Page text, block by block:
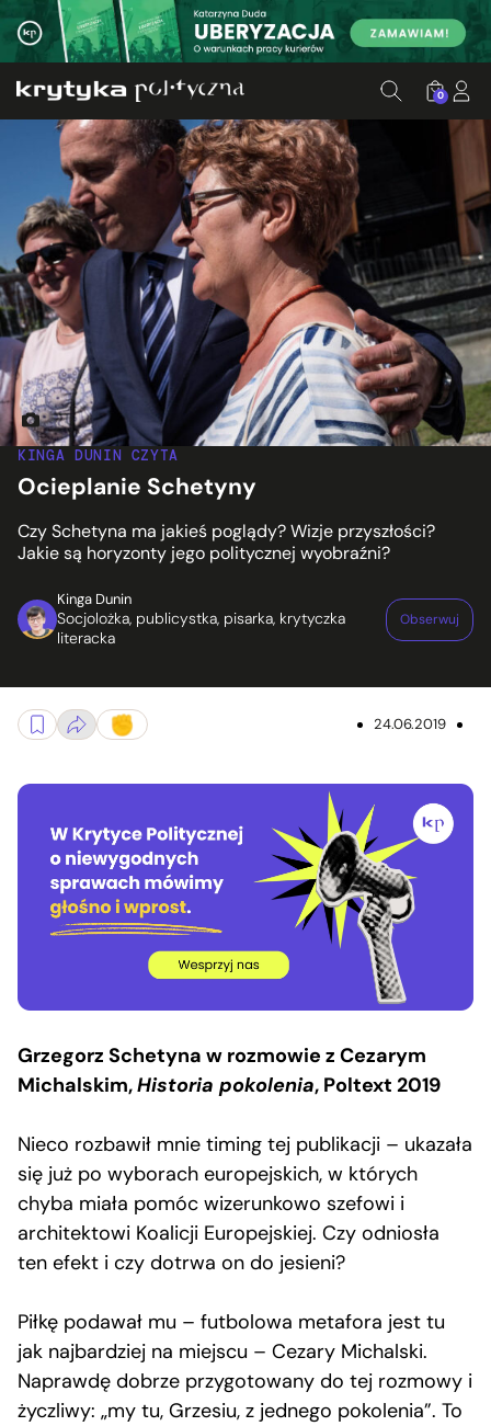
0
KINGA DUNIN CZYTA
Ocieplanie Schetyny
Czy Schetyna ma jakieś poglądy? Wizje przyszłości?
Jakie są horyzonty jego politycznej wyobraźni?
Kinga Dunin
Socjolożka, publicystka, pisarka, krytyczka
literacka
Obserwuj
Grzegorz Schetyna pozuje z fankami. Fot. Jakub Szafrański
24.06.2019
Grzegorz Schetyna w rozmowie z Cezarym
Michalskim,Historia pokolenia, Poltext 2019
Nieco rozbawił mnie timing tej publikacji – ukazała
się już po wyborach europejskich, w których
chyba miała pomóc wizerunkowo szefowi i
architektowi Koalicji Europejskiej. Czy odniosła
ten efekt i czy dotrwa on do jesieni?
Piłkę podawał mu – futbolowa metafora jest tu
jak najbardziej na miejscu – Cezary Michalski.
Naprawdę dobrze przygotowany do tej rozmowy i
życzliwy: „my tu, Grzesiu, z jednego pokolenia”. To